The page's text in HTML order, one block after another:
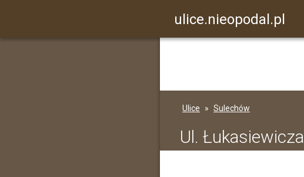
ulice.nieopodal.pl
Ulice Sulechów
Ul. Łukasiewicza